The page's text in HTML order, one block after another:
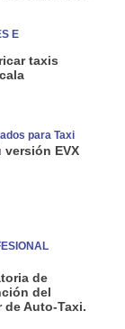
E
taxis
para Taxi
versión EVX
de
del
Auto-Taxi.